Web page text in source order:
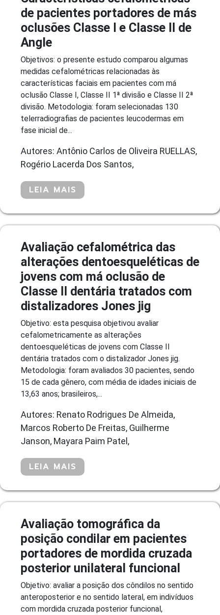
de pacientes portadores de más
oclusões Classe I e Classe II de
Angle
Objetivos: o presente estudo comparou algumas
medidas cefalométricas relacionadas às
características faciais em pacientes com má
oclusão Classe I, Classe II 1ª divisão e Classe II 2ª
divisão. Metodologia: foram selecionadas 130
telerradiografias de pacientes leucodermas em
fase inicial de...
Autores: Antônio Carlos de Oliveira RUELLAS,
Rogério Lacerda Dos Santos,
LEIA MAIS
Avaliação cefalométrica das
alterações dentoesqueléticas de
jovens com má oclusão de
Classe II dentária tratados com
distalizadores Jones jig
Objetivo: esta pesquisa objetivou avaliar
cefalometricamente as alterações
dentoesqueléticas de jovens com Classe II
dentária tratados com o distalizador Jones jig.
Metodologia: foram avaliados 30 pacientes, sendo
15 de cada gênero, com média de idades iniciais de
13,63 anos; brasileiros,...
Autores: Renato Rodrigues De Almeida,
Marcos Roberto De Freitas, Guilherme
Janson, Mayara Paim Patel,
LEIA MAIS
Avaliação tomográfica da
posição condilar em pacientes
portadores de mordida cruzada
posterior unilateral funcional
Objetivo: avaliar a posição dos côndilos no sentido
anteroposterior e no sentido lateral, em indivíduos
com mordida cruzada posterior funcional,